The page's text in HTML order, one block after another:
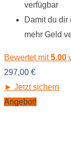
verfügbar
Damit du dir
mehr Geld
Bewertet mit5.00
297,00 €
► Jetzt sichern
Angebot!